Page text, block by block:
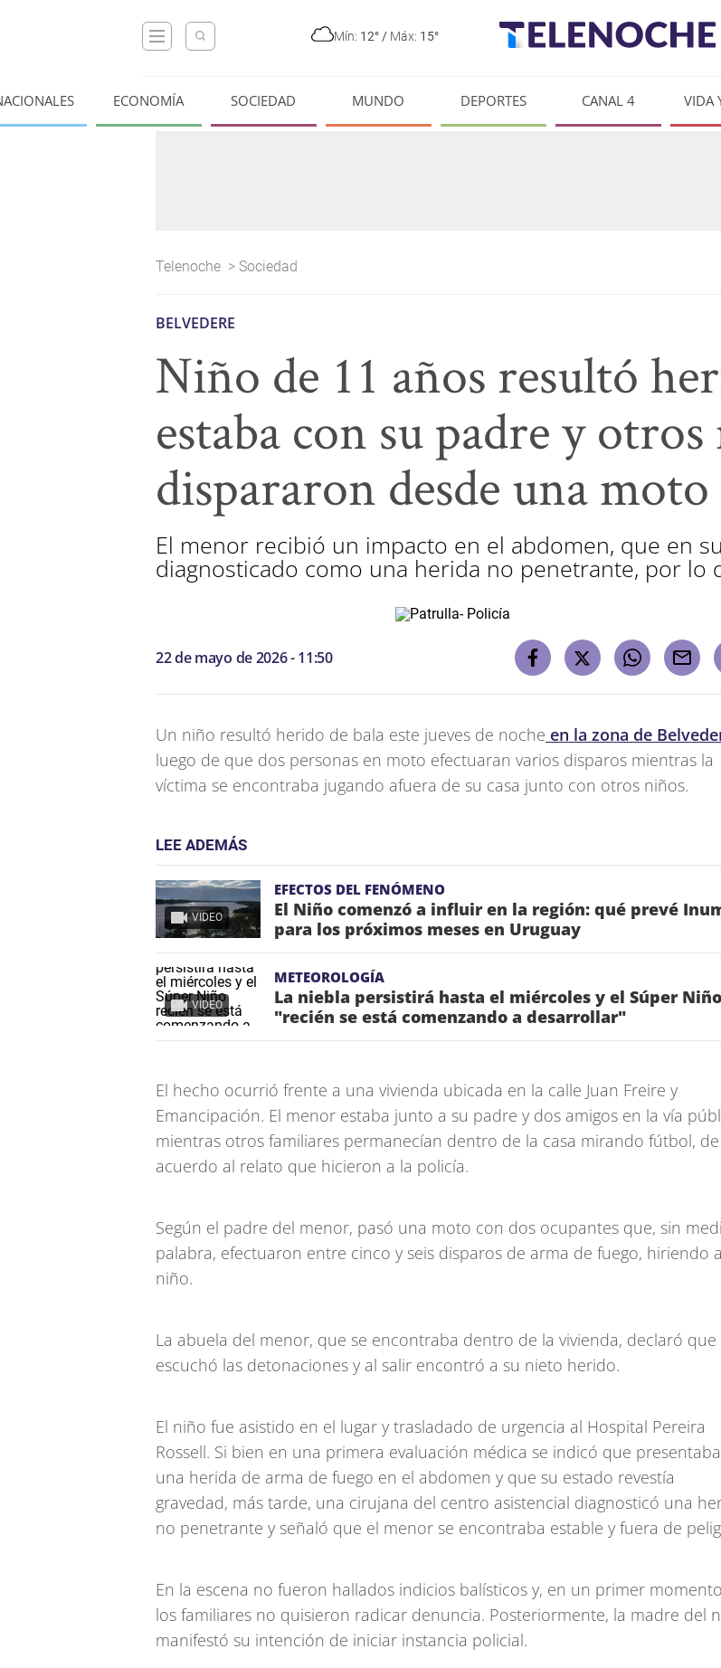
Mín: 12° / Máx: 15°
ECONOMÍA SOCIEDAD MUNDO DEPORTES CANAL 4 VIDA
Telenoche > Sociedad
BELVEDERE
Niño de 11 años resultó
estaba con su padre y
dispararon desde una moto
El menor recibió un impacto en el abdomen, que en
diagnosticado como una herida no penetrante, por lo
22 de mayo de 2026 - 11:50
Un niño resultó herido de bala este jueves de noche en la zona de
luego de que dos personas en moto efectuaran varios disparos mientras la
víctima se encontraba jugando afuera de su casa junto con otros niños.
LEE ADEMÁS
VIDEO
EFECTOS DEL FENÓMENO
El Niño comenzó a influir en la región: qué prevé
para los próximos meses en Uruguay
VIDEO
METEOROLOGÍA
La niebla persistirá hasta el miércoles y el Súper Niño
"recién se está comenzando a desarrollar"
El hecho ocurrió frente a una vivienda ubicada en la calle Juan Freire y
Emancipación. El menor estaba junto a su padre y dos amigos en la vía
mientras otros familiares permanecían dentro de la casa mirando fútbol, de
acuerdo al relato que hicieron a la policía.
Según el padre del menor, pasó una moto con dos ocupantes que, sin
palabra, efectuaron entre cinco y seis disparos de arma de fuego, hiriendo
niño.
La abuela del menor, que se encontraba dentro de la vivienda, declaró que
escuchó las detonaciones y al salir encontró a su nieto herido.
El niño fue asistido en el lugar y trasladado de urgencia al Hospital Pereira
Rossell. Si bien en una primera evaluación médica se indicó que presentaba
una herida de arma de fuego en el abdomen y que su estado revestía
gravedad, más tarde, una cirujana del centro asistencial diagnosticó una
no penetrante y señaló que el menor se encontraba estable y fuera de
En la escena no fueron hallados indicios balísticos y, en un primer
los familiares no quisieron radicar denuncia. Posteriormente, la madre del
manifestó su intención de iniciar instancia policial.